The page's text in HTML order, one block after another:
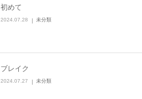
初めて
2024.07.28 未分類
ブレイク
2024.07.27 未分類